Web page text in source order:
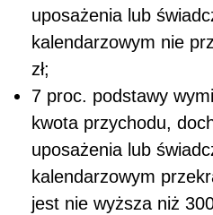
uposażenia lub
kalendarzowym nie
zł;
7 proc. podstawy
kwota przychodu,
uposażenia lub
kalendarzowym
jest nie wyższa niż